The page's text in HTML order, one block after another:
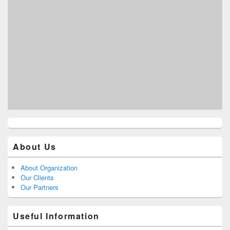
About Us
About Organization
Our Clients
Our Partners
Useful Information